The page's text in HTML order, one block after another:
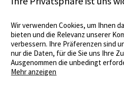
Wir verwenden Cookies, um Ihnen
bieten und die Relevanz unserer
verbessern. Ihre Präferenzen sind
nur die Daten, für die Sie uns Ihre
Ausgenommen die unbedingt
Mehr anzeigen